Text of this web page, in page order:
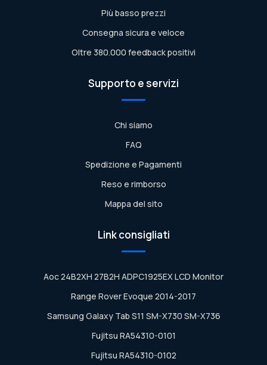
Più basso prezzi
Consegna sicura e veloce
Oltre 380.000 feedback positivi
Supporto e servizi
Chi siamo
FAQ
Spedizione e Pagamenti
Reso e rimborso
Mappa del sito
Link consigliati
Aoc 24B2XH 27B2H ADPC1925EX LCD Monitor
Range Rover Evoque 2014-2017
Samsung Galaxy Tab S11 SM-X730 SM-X736
Fujitsu RA54310-0101
Fujitsu RA54310-0102